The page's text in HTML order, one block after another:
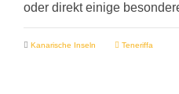
oder direkt einige
Kanarische Inseln Teneriffa